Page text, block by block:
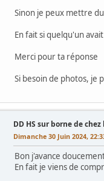
Sinon je peux mettre
En fait si quelqu'un
Merci pour ta réponse
Si besoin de photos, je
DD HS sur borne de
Dimanche 30 Juin 2024,
Bon j'avance
En fait je viens de